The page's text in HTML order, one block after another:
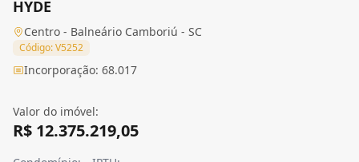
HYDE
Centro - Balneário Camboriú - SC
Código: V5252
Incorporação: 68.017
Valor do imóvel:
R$ 12.375.219,05